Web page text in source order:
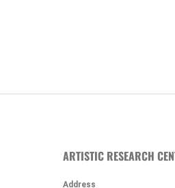
ARTISTIC RESEARCH
Address